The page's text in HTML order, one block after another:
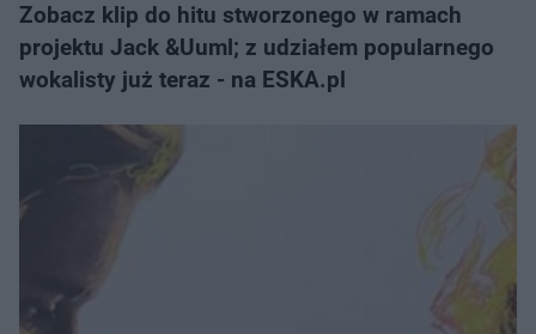
Zobacz klip do hitu stworzonego w ramach
projektu Jack &Uuml; z udziałem popularnego
wokalisty już teraz - na ESKA.pl